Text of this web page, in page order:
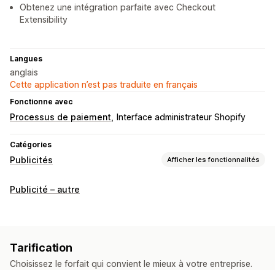
Obtenez une intégration parfaite avec Checkout
Extensibility
Langues
anglais
Cette application n’est pas traduite en français
Fonctionne avec
Processus de paiement Interface administrateur Shopify
Catégories
Publicités Afficher les fonctionnalités
Ciblage
Gestion de campagnes
Site web
Gestion des pixels
Publicité – autre
Tarification
Choisissez le forfait qui convient le mieux à votre entreprise.